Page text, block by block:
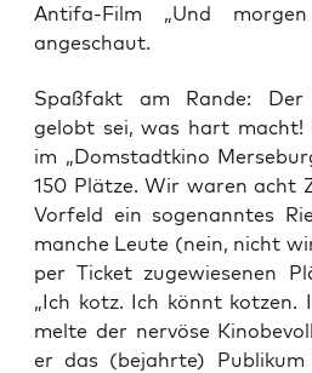
Antifa-Film „Und
angeschaut.
Spaß­fakt am Ran­de: Der
gelobt sei, was hart macht!
im „Dom­stadt­ki­no
150 Plät­ze. Wir waren acht
Vor­feld ein soge­nann­tes
man­che Leu­te (nein, nicht
per Ticket zuge­wie­se­nen
„Ich kotz. Ich könnt kot­zen.
mel­te der ner­vö­se
er das (bejahr­te)